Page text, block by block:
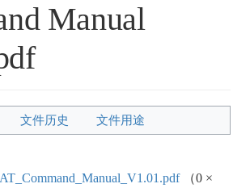
Manual
文件历史 文件用途
‎
（0 ×